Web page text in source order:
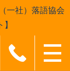
一社）落語協会